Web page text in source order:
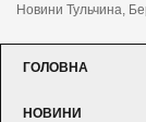
Новини Тульчина,
ГОЛОВНА
НОВИНИ